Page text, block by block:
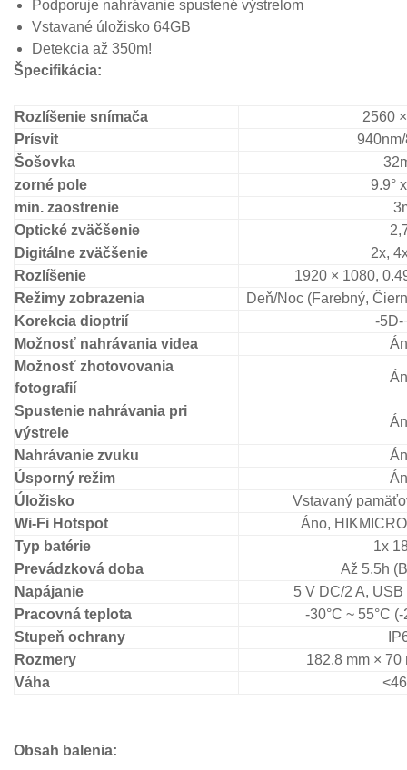
Podporuje nahrávanie spustené výstrelom
Vstavané úložisko 64GB
Detekcia až 350m!
Špecifikácia:
Rozlíšenie snímača
2560
Prísvit
Šošovka
zorné pole
9.9°
min. zaostrenie
Optické zväčšenie
Digitálne zväčšenie
2x,
Rozlíšenie
1920 × 1080,
Režimy zobrazenia
Deň/Noc (Farebný,
Korekcia dioptrií
-5D-
Možnosť nahrávania videa
Možnosť zhotovovania
fotografií
Spustenie nahrávania pri
výstrele
Nahrávanie zvuku
Úsporný režim
Úložisko
Vstavaný
Wi-Fi Hotspot
Áno,
Typ batérie
1x
Prevádzková doba
Až 5.5h
Napájanie
5 V DC/2 A,
Pracovná teplota
-30°C ~ 55°C
Stupeň ochrany
Rozmery
182.8 mm × 70
Váha
Obsah balenia: